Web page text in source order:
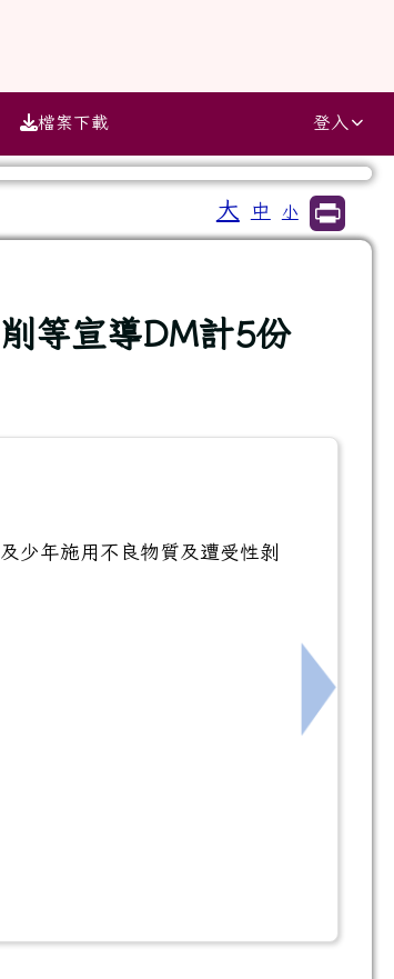
檔案下載 登入
⏸
大 中 小
等宣導DM計5份
少年施用不良物質及遭受性剝
下一筆